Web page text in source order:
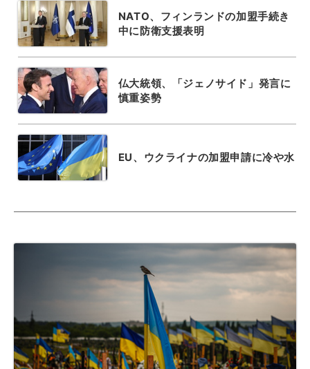
NATO、フィンランドの加盟手続き
中に防衛支援表明
仏大統領、「ジェノサイド」発言に
慎重姿勢
EU、ウクライナの加盟申請に冷や水